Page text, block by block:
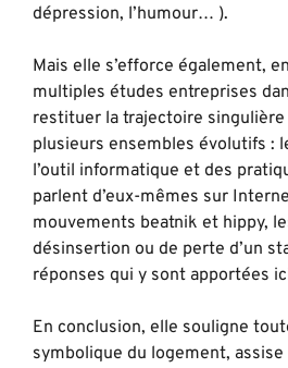
dépression, l’humour… ).
Mais elle s’efforce également,
multiples études entreprises
restituer la trajectoire singulière
plusieurs ensembles évolutifs :
l’outil informatique et des
parlent d’eux-mêmes sur
mouvements beatnik et hippy,
désinsertion ou de perte d’un
réponses qui y sont apportées
En conclusion, elle souligne
symbolique du logement,